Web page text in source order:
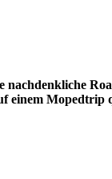
nachdenkliche
einem Mopedtrip